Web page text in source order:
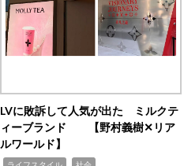
LVに敗訴して人気が出た ミルクテ
ィーブランド 【野村義樹✕リア
ルワールド】